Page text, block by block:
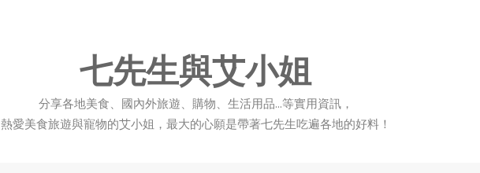
七先生與艾小姐
分享各地美食、國內外旅遊、購物、生活用品...等實用資訊，
熱愛美食旅遊與寵物的艾小姐，最大的心願是帶著七先生吃遍各地的好料！